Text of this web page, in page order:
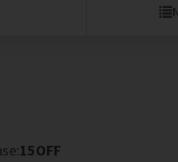
15OFF